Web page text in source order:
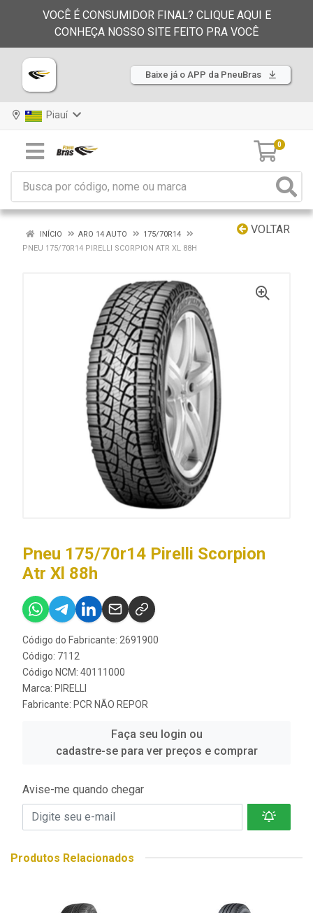
VOCÊ É CONSUMIDOR FINAL? CLIQUE AQUI E
CONHEÇA NOSSO SITE FEITO PRA VOCÊ
Baixe já o APP da PneuBras
Piauí
0
VOLTAR
INÍCIO ARO 14 AUTO
175/70R14
PNEU 175/70R14 PIRELLI SCORPION ATR XL 88H
Pneu 175/70r14 Pirelli Scorpion
Atr Xl 88h
Código do Fabricante: 2691900
Código: 7112
Código NCM: 40111000
Marca: PIRELLI
Fabricante: PCR NÃO REPOR
Faça seu login ou
cadastre-se para ver preços e comprar
Avise-me quando chegar
Produtos Relacionados